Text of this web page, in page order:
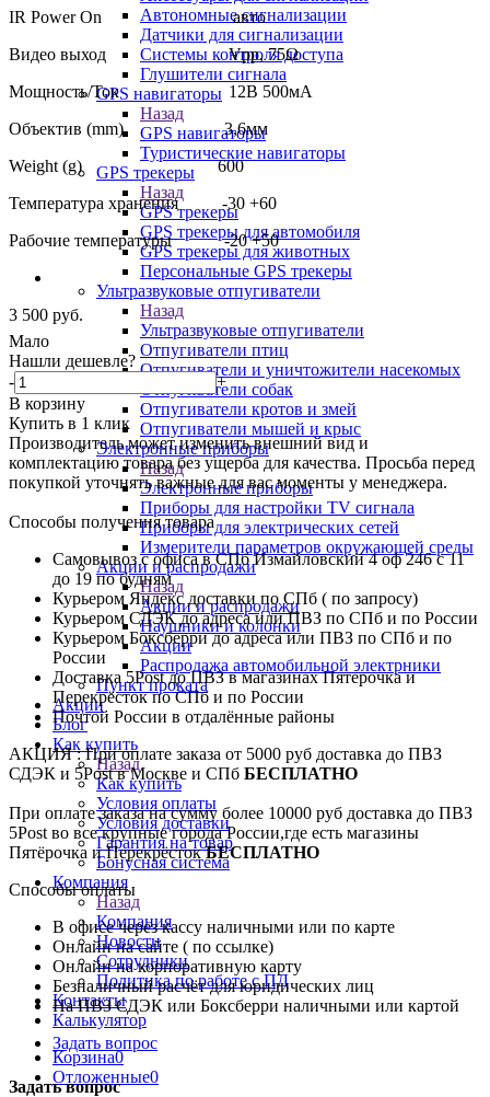
Автономные сигнализации
Датчики для сигнализации
Системы контроля доступа
Глушители сигнала
GPS навигаторы
Назад
GPS навигаторы
Туристические навигаторы
GPS трекеры
Назад
GPS трекеры
GPS трекеры для автомобиля
GPS трекеры для животных
Персональные GPS трекеры
Ультразвуковые отпугиватели
Назад
Ультразвуковые отпугиватели
Отпугиватели птиц
Отпугиватели и уничтожители насекомых
Отпугиватели собак
Отпугиватели кротов и змей
Отпугиватели мышей и крыс
Электронные приборы
Назад
Электронные приборы
Приборы для настройки TV сигнала
Приборы для электрических сетей
Измерители параметров окружающей среды
Акции и распродажи
Назад
Акции и распродажи
Наушники и колонки
Акции
Распродажа автомобильной электрники
Пункт проката
Акции
Блог
Как купить
Назад
Как купить
Условия оплаты
Условия доставки
Гарантия на товар
Бонусная система
Компания
Назад
Компания
Новости
Сотрудники
Политика по работе с ПД
Контакты
Калькулятор
Корзина0
Отложенные0
IR Power On авто
Видео выход Vpp, 75Ω
Мощность/Ток 12В 500мА
Объектив (mm) 3,6мм
Weight (g) 600
Температура хранения -30 +60
Рабочие температуры -20 +50
3 500 руб.
Мало
Нашли дешевле?
-
+
В корзину
Купить в 1 клик
Производитель может изменить внешний вид и
комплектацию товара без ущерба для качества. Просьба перед
покупкой уточнять важные для вас моменты у менеджера.
Способы получения товара
Самовывоз с офиса в СПб Измайловский 4 оф 246 с 11
до 19 по будням
Курьером Яндекс доставки по СПб ( по запросу)
Курьером СДЭК до адреса или ПВЗ по СПб и по России
Курьером Боксберри до адреса или ПВЗ по СПб и по
России
Доставка 5Post до ПВЗ в магазинах Пятерочка и
Перекрёсток по СПб и по России
Почтой России в отдалённые районы
АКЦИЯ : При оплате заказа от 5000 руб доставка до ПВЗ
СДЭК и 5Post в Москве и СПб БЕСПЛАТНО
При оплате заказа на сумму более 10000 руб доставка до ПВЗ
5Post во все крупные города России,где есть магазины
Пятёрочка и ПерекрёстокБЕСПЛАТНО
Способы оплаты
В офисе через кассу наличными или по карте
Онлайн на сайте ( по ссылке)
Онлайн на корпоративную карту
Безналичный расчёт для юридических лиц
На ПВЗ СДЭК или Боксберри наличными или картой
Задать вопрос
Задать вопрос